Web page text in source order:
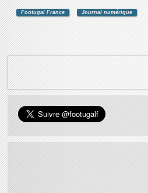
Footugal France Journal numérique